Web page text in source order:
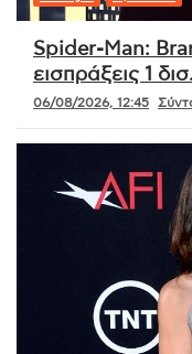
Spider-Man:
εισπράξεις 1
06/08/2026, 12:45